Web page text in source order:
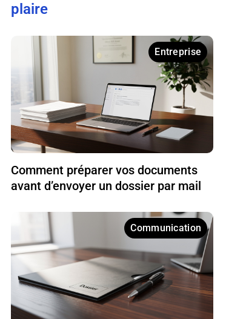
plaire
Entreprise
Comment préparer vos documents
avant d’envoyer un dossier par mail
Communication